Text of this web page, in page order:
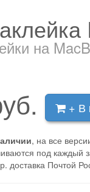
на
+ В
, на все
под каждый
доставка Почтой